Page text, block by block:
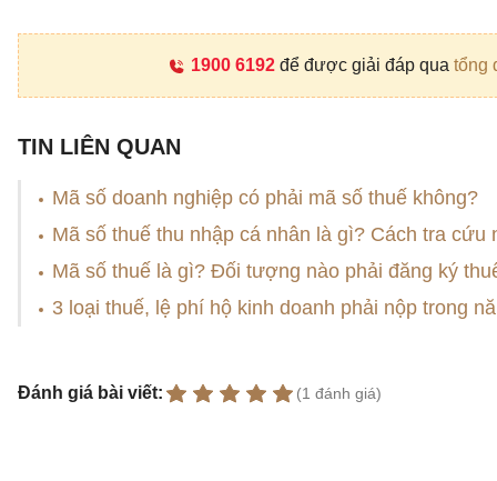
1900 6192để được giải đáp qua tổng
TIN LIÊN QUAN
Mã số doanh nghiệp có phải mã số thuế không?
Mã số thuế thu nhập cá nhân là gì? Cách tra cứu
Mã số thuế là gì? Đối tượng nào phải đăng ký
3 loại thuế, lệ phí hộ kinh doanh phải nộp trong
Đánh giá bài viết: (1 đánh giá)